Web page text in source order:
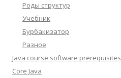
Роды структур
Учебник
Бурбакизатор
Разное
Java course software prerequisites
Core Java